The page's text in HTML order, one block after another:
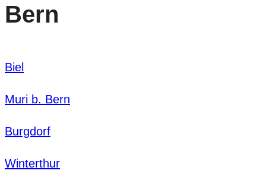
Bern
Biel
Muri b. Bern
Burgdorf
Winterthur